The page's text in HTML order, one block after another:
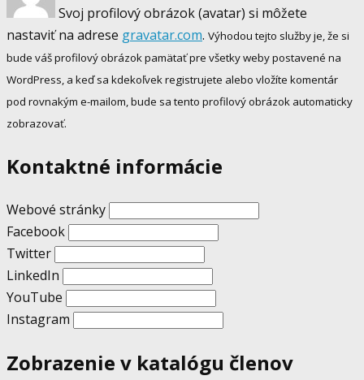
Svoj profilový obrázok (avatar) si môžete
nastaviť na adrese gravatar.com. Výhodou tejto služby je, že si
bude váš profilový obrázok pamätať pre všetky weby postavené na
WordPress, a keď sa kdekoľvek registrujete alebo vložíte komentár
pod rovnakým e-mailom, bude sa tento profilový obrázok automaticky
zobrazovať.
Kontaktné informácie
Webové stránky
Facebook
Twitter
LinkedIn
YouTube
Instagram
Zobrazenie v katalógu členov